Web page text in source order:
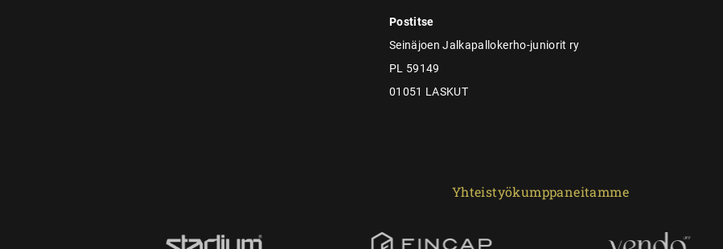
Postitse
Seinäjoen Jalkapallokerho-juniorit ry
PL 59149
01051 LASKUT
Yhteistyökumppaneitamme